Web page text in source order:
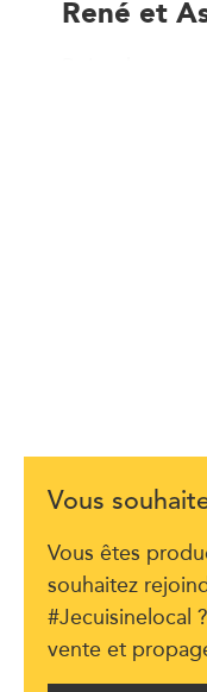
René et
Vous
Vous êtes
souhaitez
#Jecuisinelocal
vente et